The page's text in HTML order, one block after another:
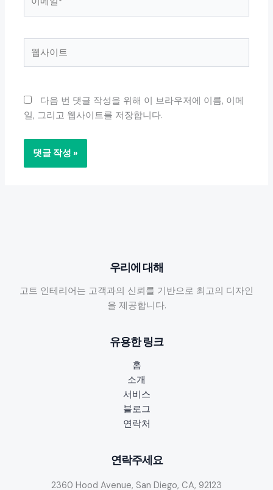
*
다음 번 댓글 작성을 위해 이 브라우저에 이름, 이메
일, 그리고 웹사이트를 저장합니다.
우리에 대해
고트 인테리어는 고객과의 신뢰를 기반으로 최고의 디자인
을 제공합니다.
유용한 링크
홈
소개
서비스
블로그
연락처
연락주세요
2360 Hood Avenue, San Diego, CA, 92123